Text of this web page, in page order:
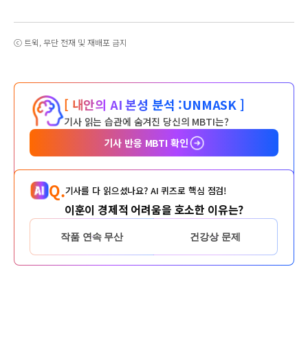
ⓒ 트윅, 무단 전재 및 재배포 금지
[ 내안의 AI 본성 분석 :UNMASK ]
기사 읽는 습관에 숨겨진 당신의 MBTI는?
기사 반응 MBTI 확인
Q.기사를 다 읽으셨나요? AI 퀴즈로 핵심 점검!
이훈이 경제적 어려움을 호소한 이유는?
작품 연속 무산 건강상 문제